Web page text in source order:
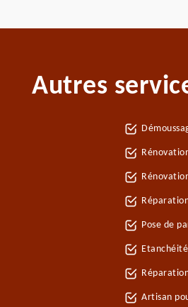
Autres
Pose de
Artisan